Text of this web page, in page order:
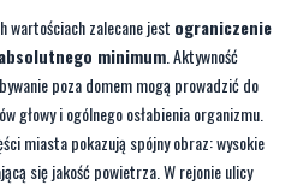
wartościach zalecane jest ograniczenie
minimum . Aktywność
poza domem mogą prowadzić do
głowy i ogólnego osłabienia organizmu.
miasta pokazują spójny obraz: wysokie
się jakość powietrza. W rejonie ulicy